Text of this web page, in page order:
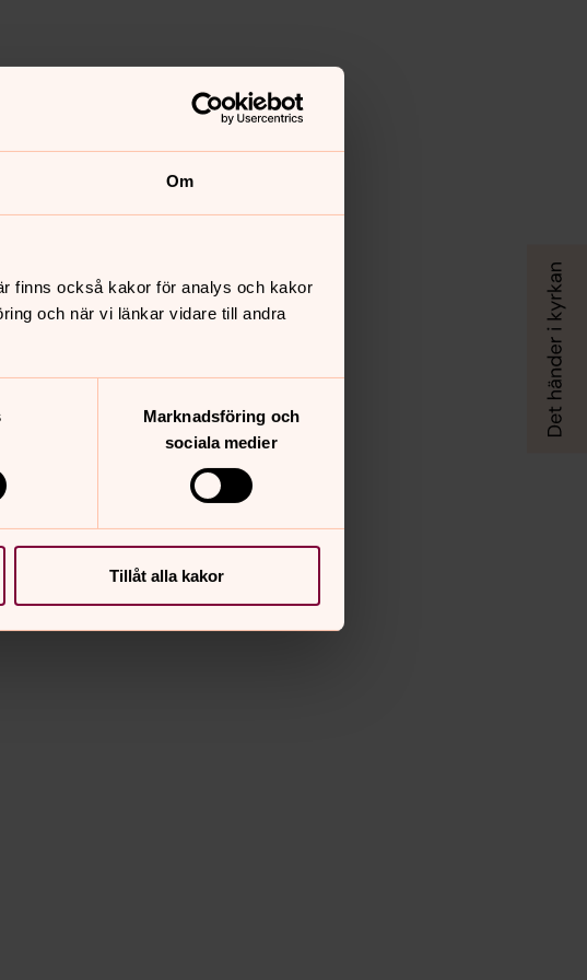
Om
finns också kakor för analys och kakor
och när vi länkar vidare till andra
Marknadsföring och
sociala medier
Tillåt alla kakor